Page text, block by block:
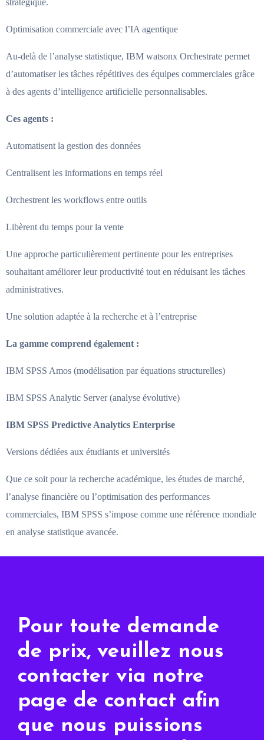
stratégique.
Optimisation commerciale avec l’IA agentique
Au-delà de l’analyse statistique, IBM watsonx Orchestrate permet
d’automatiser les tâches répétitives des équipes commerciales grâce
à des agents d’intelligence artificielle personnalisables.
Ces agents :
Automatisent la gestion des données
Centralisent les informations en temps réel
Orchestrent les workflows entre outils
Libèrent du temps pour la vente
Une approche particulièrement pertinente pour les entreprises
souhaitant améliorer leur productivité tout en réduisant les tâches
administratives.
Une solution adaptée à la recherche et à l’entreprise
La gamme comprend également :
IBM SPSS Amos (modélisation par équations structurelles)
IBM SPSS Analytic Server (analyse évolutive)
IBM SPSS Predictive Analytics Enterprise
Versions dédiées aux étudiants et universités
Que ce soit pour la recherche académique, les études de marché,
l’analyse financière ou l’optimisation des performances
commerciales, IBM SPSS s’impose comme une référence mondiale
en analyse statistique avancée.
Pour toute demande
de prix, veuillez nous
contacter via notre
page de contact afin
que nous puissions